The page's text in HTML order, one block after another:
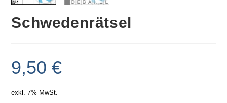
Schwedenrätsel
9,50€
exkl. 7% MwSt.